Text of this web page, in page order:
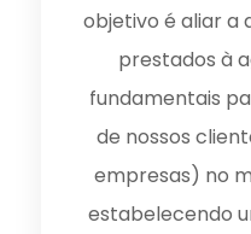
objetivo é aliar a
prestados à
fundamentais
de nossos
empresas) no
estabelecendo